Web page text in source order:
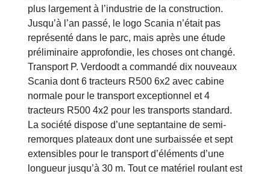
plus largement à l’industrie de la construction.
Jusqu’à l’an passé, le logo Scania n’était pas
représenté dans le parc, mais après une étude
préliminaire approfondie, les choses ont changé.
Transport P. Verdoodt a commandé dix nouveaux
Scania dont 6 tracteurs R500 6x2 avec cabine
normale pour le transport exceptionnel et 4
tracteurs R500 4x2 pour les transports standard.
La société dispose d’une septantaine de semi-
remorques plateaux dont une surbaissée et sept
extensibles pour le transport d’éléments d’une
longueur jusqu’à 30 m. Tout ce matériel roulant est